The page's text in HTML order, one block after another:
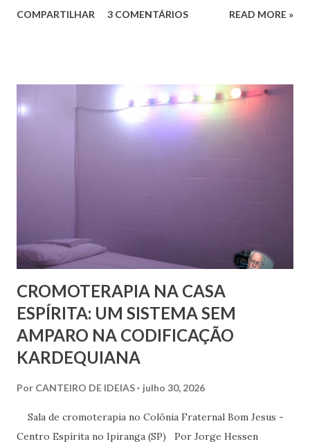
de Pestalozzi a amigos, familiares, discípulos, reis,
Pestalozzi a Rivail ou vice-versa. Pestalozzi sonhava
implantar seu método na França, a ponto de ter tido uma
entrevista com o próprio Napoleão Bonaparte, que aliás se
e amoroso, não era de ...
COMPARTILHAR 3 COMENTÁRIOS READ MORE »
CROMOTERAPIA NA CASA
ESPÍRITA: UM SISTEMA SEM
AMPARO NA CODIFICAÇÃO
KARDEQUIANA
Por CANTEIRO DE IDEIAS julho 30, 2026
Sala de cromoterapia no Colônia Fraternal Bom Jesus -
Centro Espírita no Ipiranga (SP) Por Jorge Hessen